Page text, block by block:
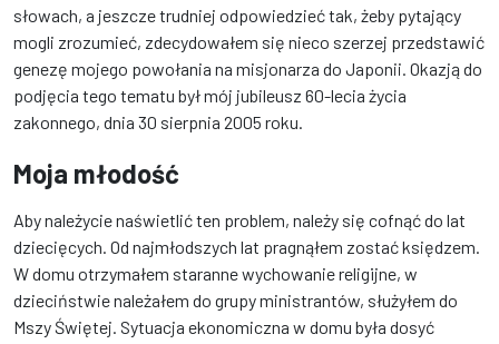
słowach, a jeszcze trudniej odpowiedzieć tak, żeby pytający
mogli zrozumieć, zdecydowałem się nieco szerzej przedstawić
genezę mojego powołania na misjonarza do Japonii. Okazją do
podjęcia tego tematu był mój jubileusz 60-lecia życia
zakonnego, dnia 30 sierpnia 2005 roku.
Moja młodość
Aby należycie naświetlić ten problem, należy się cofnąć do lat
dziecięcych. Od najmłodszych lat pragnąłem zostać księdzem.
W domu otrzymałem staranne wychowanie religijne, w
dzieciństwie należałem do grupy ministrantów, służyłem do
Mszy Świętej. Sytuacja ekonomiczna w domu była dosyć